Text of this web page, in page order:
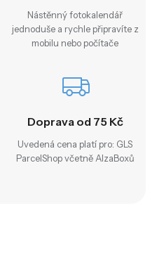
Nástěnný fotokalendář
jednoduše a rychle připravíte z
mobilu nebo počítače
Doprava od 75 Kč
Uvedená cena platí pro: GLS
ParcelShop včetně AlzaBoxů